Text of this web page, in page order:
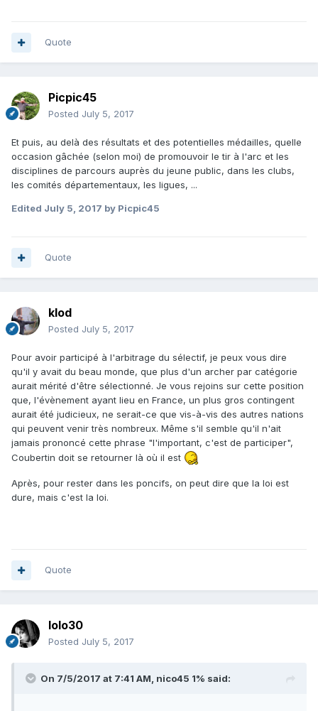
Quote
Picpic45
Posted July 5, 2017
Et puis, au delà des résultats et des potentielles médailles, quelle
occasion gâchée (selon moi) de promouvoir le tir à l'arc et les
disciplines de parcours auprès du jeune public, dans les clubs,
les comités départementaux, les ligues, ...
Edited July 5, 2017 by Picpic45
Quote
klod
Posted July 5, 2017
Pour avoir participé à l'arbitrage du sélectif, je peux vous dire
qu'il y avait du beau monde, que plus d'un archer par catégorie
aurait mérité d'être sélectionné. Je vous rejoins sur cette position
que, l'évènement ayant lieu en France, un plus gros contingent
aurait été judicieux, ne serait-ce que vis-à-vis des autres nations
qui peuvent venir très nombreux. Même s'il semble qu'il n'ait
jamais prononcé cette phrase "l'important, c'est de participer",
Coubertin doit se retourner là où il est
Après, pour rester dans les poncifs, on peut dire que la loi est
dure, mais c'est la loi.
Quote
lolo30
Posted July 5, 2017
On 7/5/2017 at 7:41 AM, nico45 1% said: